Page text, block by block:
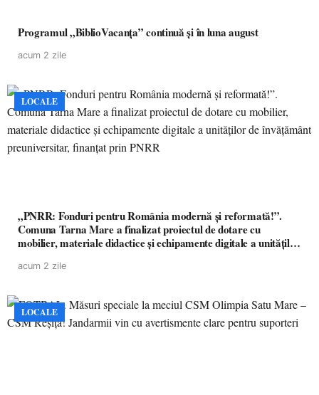
Programul „BiblioVacanța” continuă și în luna august
acum 2 zile
LOCALE
„PNRR: Fonduri pentru România modernă și reformată!”.
Comuna Tarna Mare a finalizat proiectul de dotare cu
mobilier, materiale didactice și echipamente digitale a unităților
acum 2 zile
LOCALE